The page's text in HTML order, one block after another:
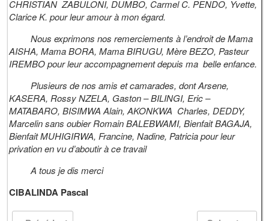
CHRISTIAN ZABULONI, DUMBO, Carmel C. PENDO, Yvette,
Clarice K. pour leur amour à mon égard.
Nous exprimons nos remerciements à l’endroit de Mama
AISHA, Mama BORA, Mama BIRUGU, Mère BEZO, Pasteur
IREMBO pour leur accompagnement depuis ma belle enfance.
Plusieurs de nos amis et camarades, dont Arsene,
KASERA, Rossy NZELA, Gaston – BILINGI, Eric –
MATABARO, BISIMWA Alain, AKONKWA Charles, DEDDY,
Marcelin sans oubier Romain BALEBWAMI, Bienfait BAGAJA,
Bienfait MUHIGIRWA, Francine, Nadine, Patricia pour leur
privation en vu d’aboutir à ce travail
A tous je dis merci
CIBALINDA Pascal